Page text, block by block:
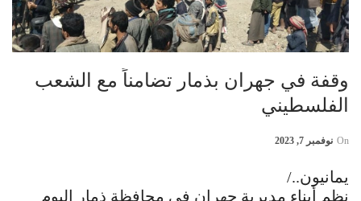
وقفة في جهران بذمار تضامناً مع الشعب
الفلسطيني
On نوفمبر 7, 2023
يمانيون../
نظم أبناء مديرية جهران في محافظة ذمار اليوم